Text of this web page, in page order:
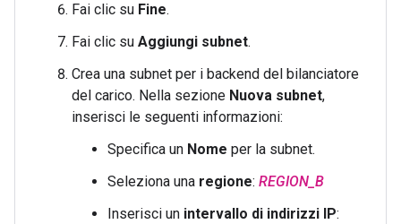
Fai clic su Fine.
Fai clic su Aggiungi subnet.
Crea una subnet per i backend del bilanciatore
del carico. Nella sezione Nuova subnet,
inserisci le seguenti informazioni:
Specifica un Nome per la subnet.
Seleziona una regione: REGION_B
Inserisci un intervallo di indirizzi IP: